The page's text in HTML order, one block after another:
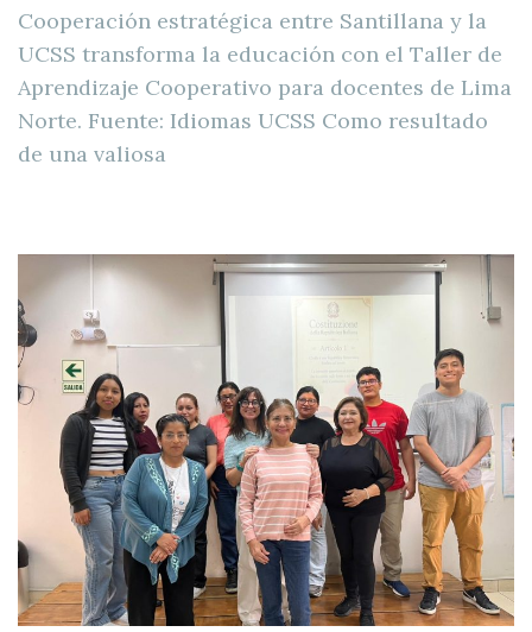
Cooperación estratégica entre Santillana y la
UCSS transforma la educación con el Taller de
Aprendizaje Cooperativo para docentes de Lima
Norte. Fuente: Idiomas UCSS Como resultado
de una valiosa